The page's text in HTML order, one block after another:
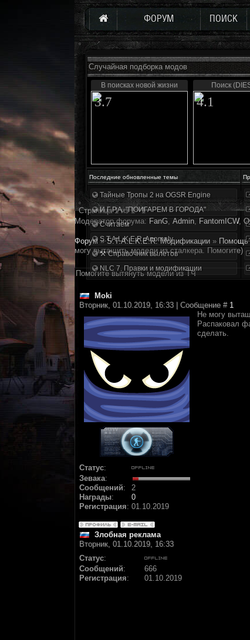
ФОРУМ ПОИСК
Случайная подборка модов
В поисках новой жизни
3.7
Поиск
4.1
Последние обновленные темы
Тайные Тропы 2 на OGSR Engine
И.Г.Р.А. "ПОИГАРЕМ В ГОРОДА"
Считаем
S.T.A.L.K.E.R. Anomaly
⚒ Справочник вылетов
NLC 7. Правки и модификации
Страница1из1
1
Модератор форума: FanG, Аdmin, FantomICW,
Форум » S.T.A.L.K.E.R. Модификации » Помощь
могу вытащить модели из сталкера. Помогите)
Помогите вытянуть модели из ТЧ
Moki
Вторник, 01.10.2019, 16:33 | Сообщение # 1
Статус:
Зевака:
Сообщений:
2
Награды:
0
Регистрация: 01.10.2019
Не могу
Распаковал
сделать.
Злобная реклама
Вторник, 01.10.2019, 16:33
Статус:
Сообщений:
666
Регистрация: 01.10.2019